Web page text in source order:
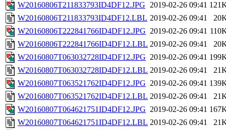
W20160806T211833793ID4DF12.JPG 2019-02-26 09:41
W20160806T211833793ID4DF12.LBL 2019-02-26 09:41
W20160806T222841766ID4DF12.JPG 2019-02-26 09:41
W20160806T222841766ID4DF12.LBL 2019-02-26 09:41
W20160807T063032728ID4DF12.JPG 2019-02-26 09:41
W20160807T063032728ID4DF12.LBL 2019-02-26 09:41
W20160807T063521762ID4DF12.JPG 2019-02-26 09:41
W20160807T063521762ID4DF12.LBL 2019-02-26 09:41
W20160807T064621751ID4DF12.JPG 2019-02-26 09:41
W20160807T064621751ID4DF12.LBL 2019-02-26 09:41